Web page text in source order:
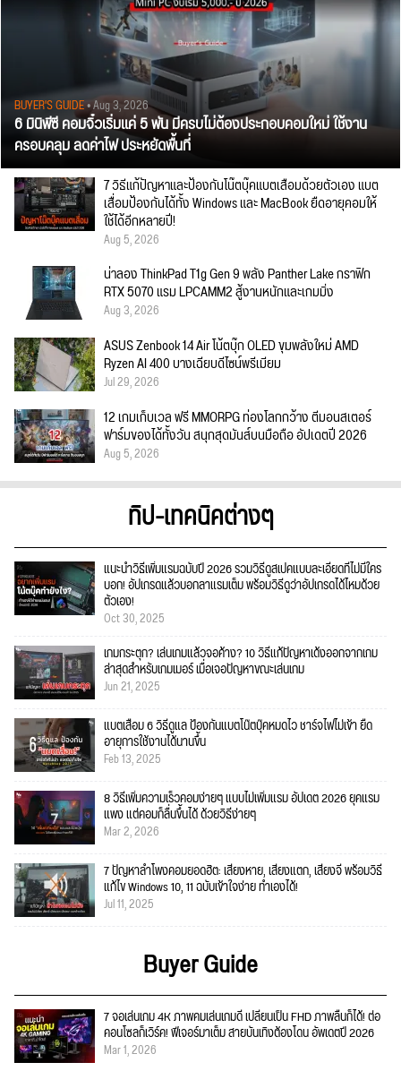
BUYER'S GUIDE• Aug 3, 2026
6 มินิพีซี คอมจิ๋วเริ่มแค่ 5 พัน มีครบไม่ต้องประกอบคอมใหม่ ใช้งาน
ครอบคลุม ลดค่าไฟ ประหยัดพื้นที่
7 วิธีแก้ปัญหาและป้องกันโน๊ตบุ๊คแบตเสื่อมด้วยตัวเอง แบต
เสื่อมป้องกันได้ทั้ง Windows และ MacBook ยืดอายุคอมให้
ใช้ได้อีกหลายปี!
Aug 5, 2026
น่าลอง ThinkPad T1g Gen 9 พลัง Panther Lake กราฟิก
RTX 5070 แรม LPCAMM2 สู้งานหนักและเกมมิ่ง
Aug 3, 2026
ASUS Zenbook 14 Air โน้ตบุ๊ก OLED ขุมพลังใหม่ AMD
Ryzen AI 400 บางเฉียบดีไซน์พรีเมียม
Jul 29, 2026
12 เกมเก็บเวล ฟรี MMORPG ท่องโลกกว้าง ตีมอนสเตอร์
ฟาร์มของได้ทั้งวัน สนุกสุดมันส์บนมือถือ อัปเดตปี 2026
Aug 5, 2026
ทิป-เทคนิคต่างๆ
แนะนำวิธีเพิ่มแรมฉบับปี 2026 รวมวิธีดูสเปคแบบละเอียดที่ไม่มีใคร
บอก! อัปเกรดแล้วบอกลาแรมเต็ม พร้อมวิธีดูว่าอัปเกรดได้ไหมด้วย
ตัวเอง!
Oct 30, 2025
เกมกระตุก? เล่นเกมแล้วจอค้าง? 10 วิธีแก้ปัญหาเด้งออกจากเกม
ล่าสุดสำหรับเกมเมอร์ เมื่อเจอปัญหาขณะเล่นเกม
Jun 21, 2025
แบตเสื่อม 6 วิธีดูแล ป้องกันแบตโน๊ตบุ๊คหมดไว ชาร์จไฟไม่เข้า ยืด
อายุการใช้งานได้นานขึ้น
Feb 13, 2025
8 วิธีเพิ่มความเร็วคอมง่ายๆ แบบไม่เพิ่มแรม อัปเดต 2026 ยุคแรม
แพง แต่คอมก็ลื่นขึ้นได้ ด้วยวิธีง่ายๆ
Mar 2, 2026
7 ปัญหาลำโพงคอมยอดฮิต: เสียงหาย, เสียงแตก, เสียงจี่ พร้อมวิธี
แก้ไข Windows 10, 11 ฉบับเข้าใจง่าย ทำเองได้!
Jul 11, 2025
Buyer Guide
7 จอเล่นเกม 4K ภาพคมเล่นเกมดี เปลี่ยนเป็น FHD ภาพลื่นก็ได้! ต่อ
คอนโซลก็เวิร์ค! ฟีเจอร์มาเต็ม สายบันเทิงต้องโดน อัพเดตปี 2026
Mar 1, 2026